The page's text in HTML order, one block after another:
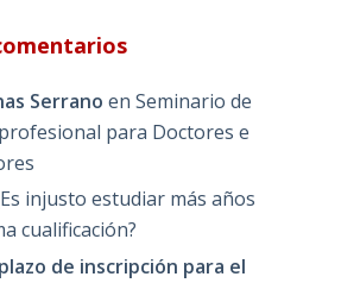
Serrano en Seminario de
para Doctores e
injusto estudiar más años
cualificación?
de inscripción para el